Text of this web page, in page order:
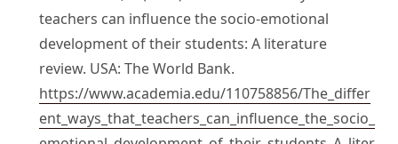
teachers can influence the socio-emotional
development of their students: A literature
review. USA: The World Bank.
https://www.academia.edu/110758856/The_differ
ent_ways_that_teachers_can_influence_the_socio_